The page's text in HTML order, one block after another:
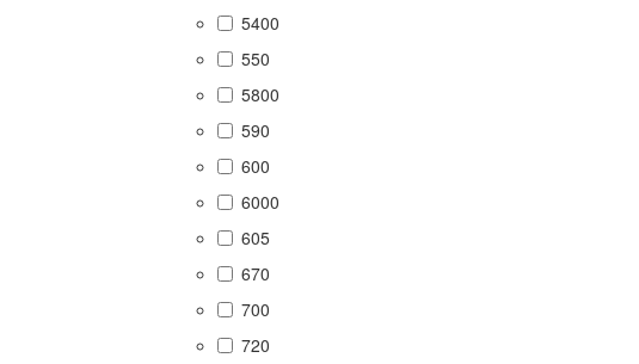
5400
550
5800
590
600
6000
605
670
700
720